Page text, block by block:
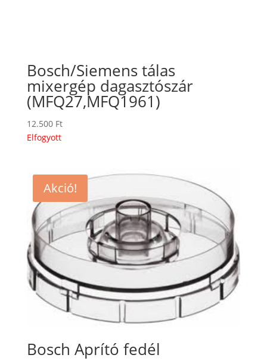
Bosch/Siemens tálas
mixergép dagasztószár
(MFQ27,MFQ1961)
12.500 Ft
Elfogyott
Akció!
Bosch Aprító fedél